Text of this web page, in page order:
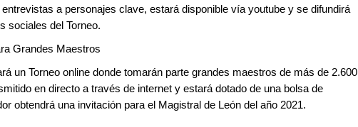
a personajes clave, estará disponible vía youtube y se difundirá
sociales del Torneo.
Grandes Maestros
un Torneo online donde tomarán parte grandes maestros de más de 2.600
en directo a través de internet y estará dotado de una bolsa de
obtendrá una invitación para el Magistral de León del año 2021.